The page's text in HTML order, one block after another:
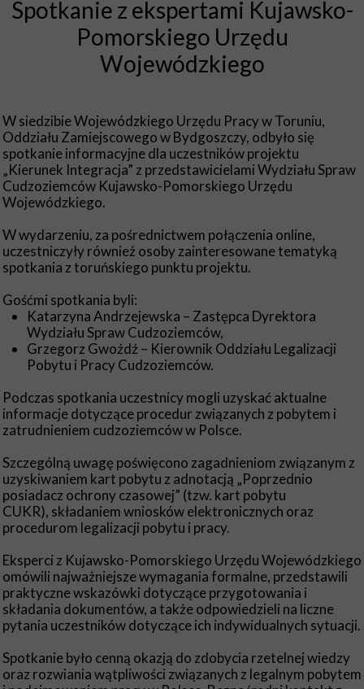
Spotkanie z ekspertami Kujawsko-
Pomorskiego Urzędu
Wojewódzkiego
W siedzibie Wojewódzkiego Urzędu Pracy w Toruniu,
Oddziału Zamiejscowego w Bydgoszczy, odbyło się
spotkanie informacyjne dla uczestników projektu
„Kierunek Integracja” z przedstawicielami Wydziału Spraw
Cudzoziemców Kujawsko-Pomorskiego Urzędu
Wojewódzkiego.
W wydarzeniu, za pośrednictwem połączenia online,
uczestniczyły również osoby zainteresowane tematyką
spotkania z toruńskiego punktu projektu.
Gośćmi spotkania byli:
Katarzyna Andrzejewska – Zastępca Dyrektora
Wydziału Spraw Cudzoziemców,
Grzegorz Gwoźdź – Kierownik Oddziału Legalizacji
Pobytu i Pracy Cudzoziemców.
Podczas spotkania uczestnicy mogli uzyskać aktualne
informacje dotyczące procedur związanych z pobytem i
zatrudnieniem cudzoziemców w Polsce.
Szczególną uwagę poświęcono zagadnieniom związanym z
uzyskiwaniem kart pobytu z adnotacją „Poprzednio
posiadacz ochrony czasowej” (tzw. kart pobytu
CUKR), składaniem wniosków elektronicznych oraz
procedurom legalizacji pobytu i pracy.
Eksperci z Kujawsko-Pomorskiego Urzędu Wojewódzkiego
omówili najważniejsze wymagania formalne, przedstawili
praktyczne wskazówki dotyczące przygotowania i
składania dokumentów, a także odpowiedzieli na liczne
pytania uczestników dotyczące ich indywidualnych sytuacji.
Spotkanie było cenną okazją do zdobycia rzetelnej wiedzy
oraz rozwiania wątpliwości związanych z legalnym pobytem